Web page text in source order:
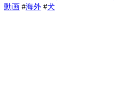
動画 #海外 #犬